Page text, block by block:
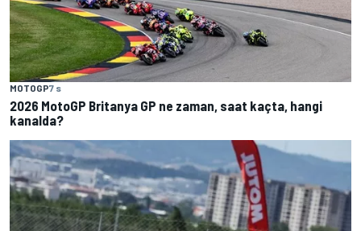
MOTOGP7 s
2026 MotoGP Britanya GP ne zaman, saat kaçta, hangi
kanalda?